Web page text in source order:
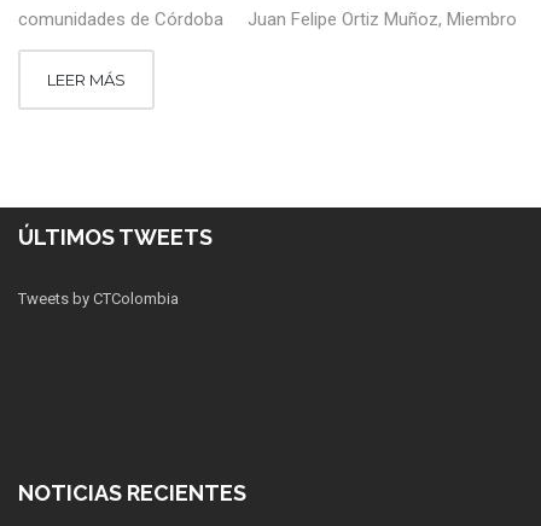
comunidades de Córdoba Juan Felipe Ortiz Muñoz, Miembro
LEER MÁS
ÚLTIMOS TWEETS
Tweets by CTColombia
NOTICIAS RECIENTES